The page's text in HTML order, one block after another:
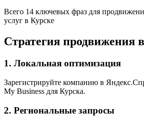
Всего 14 ключевых фраз для
услуг в Курске
Стратегия продвижения
1. Локальная оптимизация
Зарегистрируйте компанию в
My Business для Курска.
2. Региональные запросы